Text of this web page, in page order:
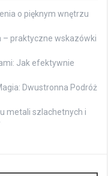
o pięknym wnętrzu
– praktyczne wskazówki
Jak efektywnie
Dwustronna Podróż
metali szlachetnych i